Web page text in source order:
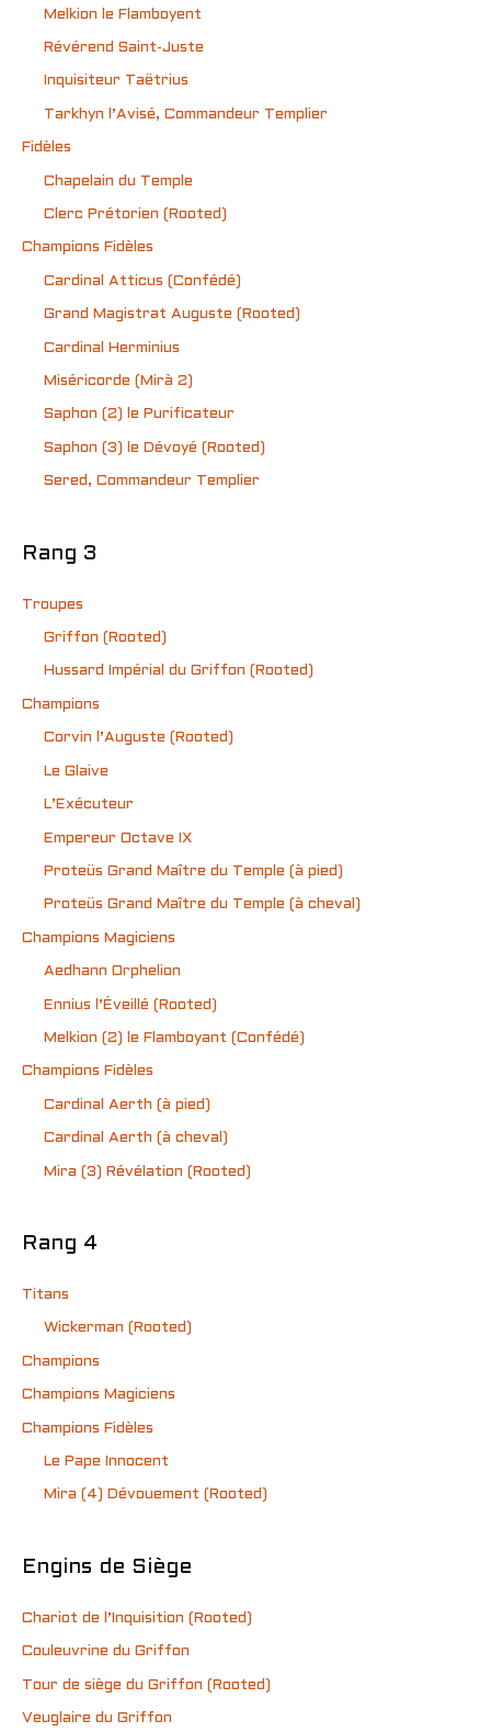
Melkion le Flamboyent
Révérend Saint-Juste
Inquisiteur Taëtrius
Tarkhyn l’Avisé, Commandeur Templier
Fidèles
Chapelain du Temple
Clerc Prétorien (Rooted)
Champions Fidèles
Cardinal Atticus (Confédé)
Grand Magistrat Auguste (Rooted)
Cardinal Herminius
Miséricorde (Mirà 2)
Saphon (2) le Purificateur
Saphon (3) le Dévoyé (Rooted)
Sered, Commandeur Templier
Rang 3
Troupes
Griffon (Rooted)
Hussard Impérial du Griffon (Rooted)
Champions
Corvin l’Auguste (Rooted)
Le Glaive
L’Exécuteur
Empereur Octave IX
Proteüs Grand Maître du Temple (à pied)
Proteüs Grand Maître du Temple (à cheval)
Champions Magiciens
Aedhann Orphelion
Ennius l’Éveillé (Rooted)
Melkion (2) le Flamboyant (Confédé)
Champions Fidèles
Cardinal Aerth (à pied)
Cardinal Aerth (à cheval)
Mira (3) Révélation (Rooted)
Rang 4
Titans
Wickerman (Rooted)
Champions
Champions Magiciens
Champions Fidèles
Le Pape Innocent
Mira (4) Dévouement (Rooted)
Engins de Siège
Chariot de l’Inquisition (Rooted)
Couleuvrine du Griffon
Tour de siège du Griffon (Rooted)
Veuglaire du Griffon